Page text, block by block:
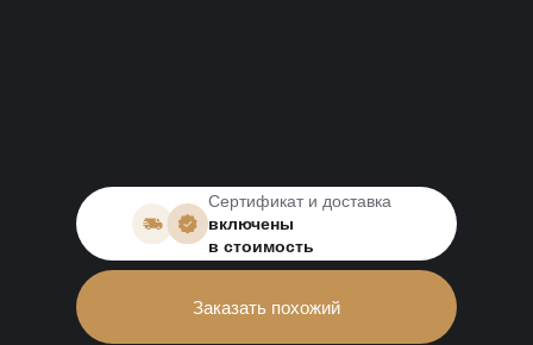
Заказать похожий
Сертификат и доставка
включены
в стоимость